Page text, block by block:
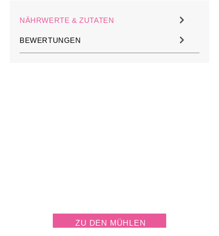
NÄHRWERTE & ZUTATEN
BEWERTUNGEN
ZU DEN MÜHLEN